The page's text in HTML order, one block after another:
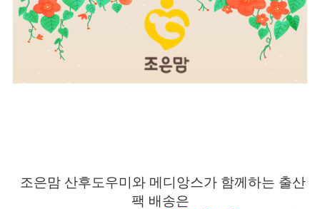
조은맘 산후도우미와 메디앙스가 함께하는 출산
팩 배송은